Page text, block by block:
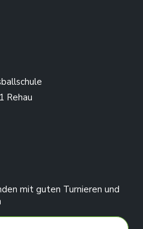
Rehau
mit guten Turnieren und